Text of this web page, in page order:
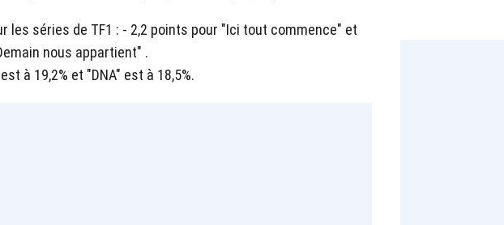
les séries de TF1 : - 2,2 points pour "Ici tout commence" et
nous appartient" .
à 19,2% et "DNA" est à 18,5%.